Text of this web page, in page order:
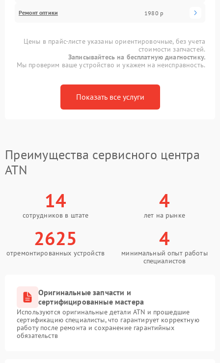
Ремонт оптики 1980 р
Цены в прайс-листе указаны ориентировочные, без учета
стоимости запчастей.
Записывайтесь на бесплатную диагностику.
Мы проверим ваше устройство и укажем на неисправность.
Показать все услуги
Преимущества сервисного центра
ATN
14
сотрудников в штате
4
лет на рынке
2625
отремонтированных устройств
4
минимальный опыт работы
специалистов
Оригинальные запчасти и
сертифицированные мастера
Используются оригинальные детали ATN и прошедшие
сертификацию специалисты, что гарантирует корректную
работу после ремонта и сохранение гарантийных
обязательств